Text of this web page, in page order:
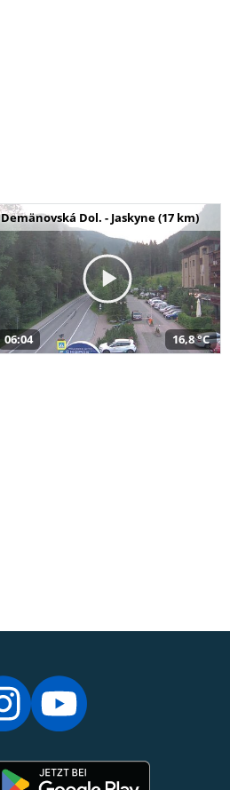
Demänovská Dol. - Jaskyne (17 km)
06:04 16,8 °C